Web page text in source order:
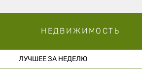
НЕДВИЖИМОСТЬ
ЛУЧШЕЕ ЗА НЕДЕЛЮ